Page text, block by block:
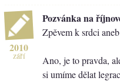
2010
září
Pozvánka na
Zpěvem k srdci
Ano, je to pravda,
si umíme dělat